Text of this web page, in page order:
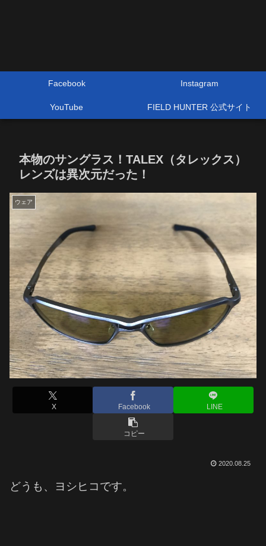
Facebook Instagram
YouTube FIELD HUNTER 公式サイト
本物のサングラス！TALEX（タレックス）
レンズは異次元だった！
ウェア
X Facebook LINE
コピー
2020.08.25
どうも、ヨシヒコです。